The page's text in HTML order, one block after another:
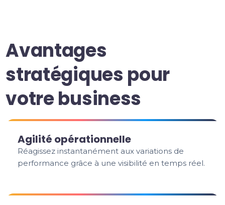
Avantages
stratégiques pour
votre business
Agilité opérationnelle
Réagissez instantanément aux variations de
performance grâce à une visibilité en temps réel.